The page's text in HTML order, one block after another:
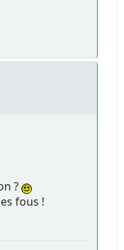
?
fous !